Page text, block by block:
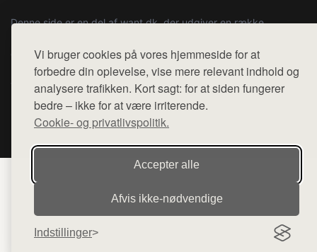
Vi bruger cookies på vores hjemmeside for at
forbedre din oplevelse, vise mere relevant indhold og
analysere trafikken. Kort sagt: for at siden fungerer
bedre – ikke for at være irriterende.
Cookie- og privatlivspolitik.
Accepter alle
Afvis ikke‑nødvendige
Indstillinger
Denne side er en del af want.dk, der udgiver en række
diverse webshops. Der sælges ikke varer fra denne side - vi
henviser til de shops, som sælger varen. Vi har heller ikke
varerne på lager.
forbeholdes.